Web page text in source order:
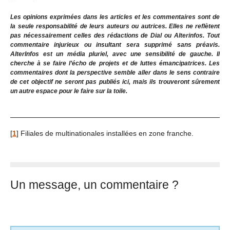
Les opinions exprimées dans les articles et les commentaires sont de
la seule responsabilité de leurs auteurs ou autrices. Elles ne reflètent
pas nécessairement celles des rédactions de Dial ou Alterinfos. Tout
commentaire injurieux ou insultant sera supprimé sans préavis.
AlterInfos est un média pluriel, avec une sensibilité de gauche. Il
cherche à se faire l’écho de projets et de luttes émancipatrices. Les
commentaires dont la perspective semble aller dans le sens contraire
de cet objectif ne seront pas publiés ici, mais ils trouveront sûrement
un autre espace pour le faire sur la toile.
[1] Filiales de multinationales installées en zone franche.
Un message, un commentaire ?